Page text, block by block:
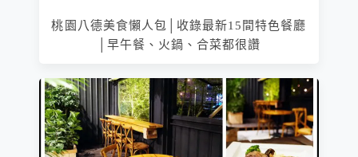
桃園八德美食懶人包│收錄最新15間特色餐廳
│早午餐、火鍋、合菜都很讚